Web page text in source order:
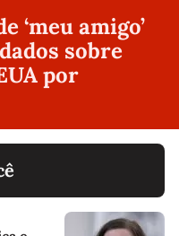
‘meu amigo’
sobre
por